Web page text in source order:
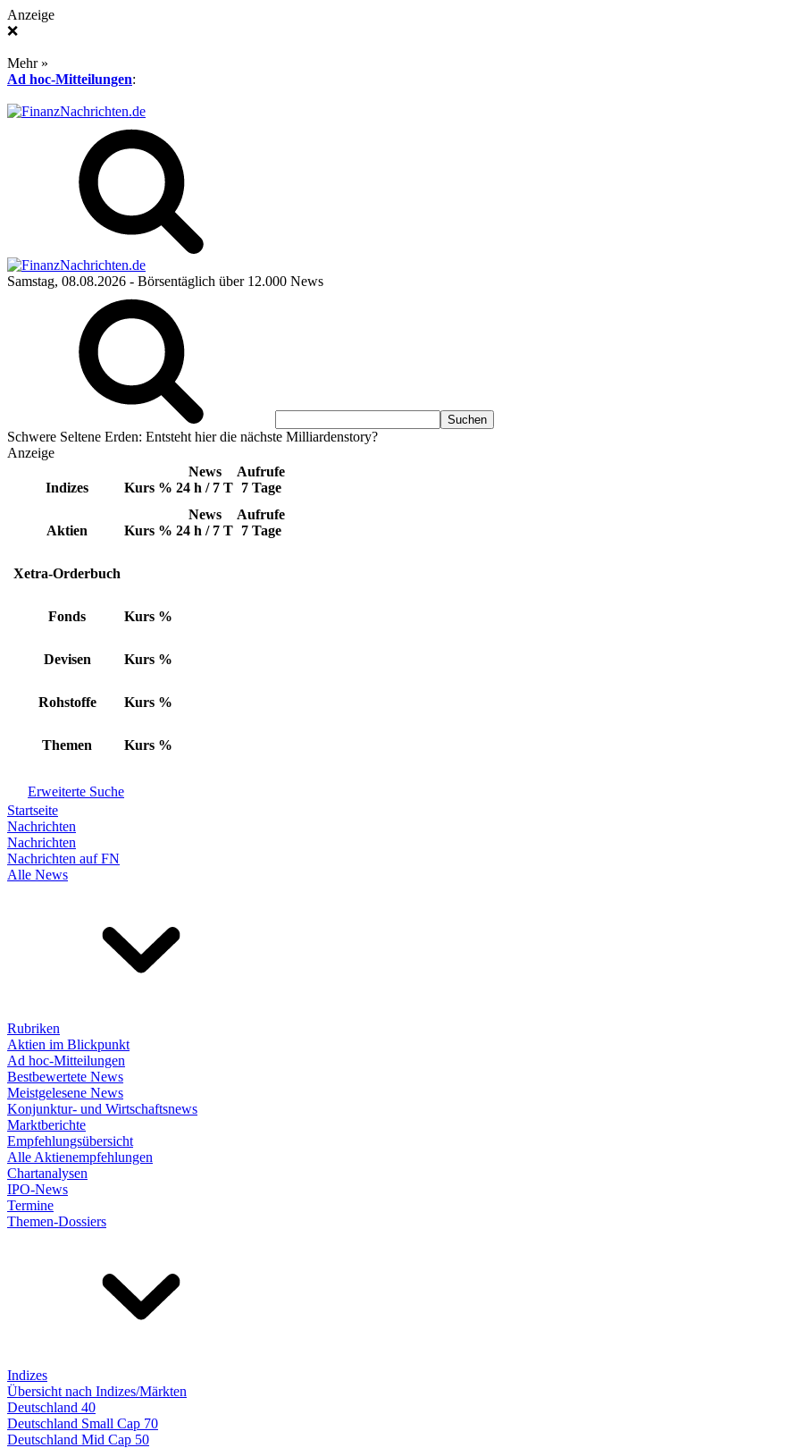
Anzeige
❌
Mehr »
Ad hoc-Mitteilungen:
Samstag, 08.08.2026 - Börsentäglich über 12.000 News
Schwere Seltene Erden: Entsteht hier die nächste Milliardenstory?
Anzeige
Indizes Kurs %
News
24 h / 7 T
Aufrufe
7 Tage
Aktien Kurs %
News
24 h / 7 T
Aufrufe
7 Tage
Xetra-Orderbuch
Fonds Kurs %
Devisen Kurs %
Rohstoffe Kurs %
Themen Kurs %
Erweiterte Suche
Startseite
Nachrichten
Nachrichten
Nachrichten auf FN
Alle News
Rubriken
Aktien im Blickpunkt
Ad hoc-Mitteilungen
Bestbewertete News
Meistgelesene News
Konjunktur- und Wirtschaftsnews
Marktberichte
Empfehlungsübersicht
Alle Aktienempfehlungen
Chartanalysen
IPO-News
Termine
Themen-Dossiers
Indizes
Übersicht nach Indizes/Märkten
Deutschland 40
Deutschland Small Cap 70
Deutschland Mid Cap 50